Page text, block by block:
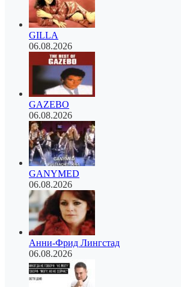
GILLA
06.08.2026
GAZEBO
06.08.2026
GANYMED
06.08.2026
Анни-Фрид Лингстад
06.08.2026